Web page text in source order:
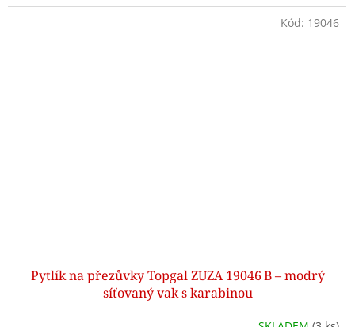
Pytlík na přezůvky Topgal ZUZA 19046 B – modrý
síťovaný vak s karabinou
Kód: 19046